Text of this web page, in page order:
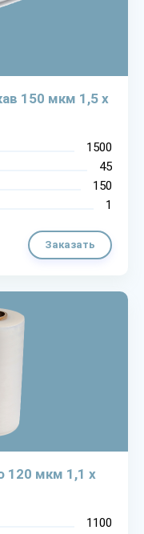
150 мкм 1,5 х
1500
45
150
1
Заказать
120 мкм 1,1 х
1100